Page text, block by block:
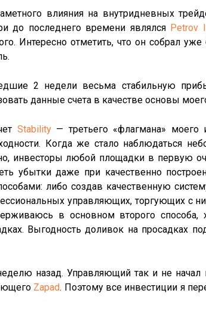
влияния на внутридневных
до последнего времени являлся Petrov
Интересно отметить, что он собрал уже
2 недели весьма стабильную
данные счета в качестве основы
Stability— третьего «флагмана» моего
Когда же стало наблюдаться
инвесторы любой площадки в первую
убытки даже при качественно
либо создав качественную
управляющих, торгующих с
в основном второго способа,
Выгодность доливок на просадках
назад. Управляющий так и не
Zapad. Поэтому все инвестиции я